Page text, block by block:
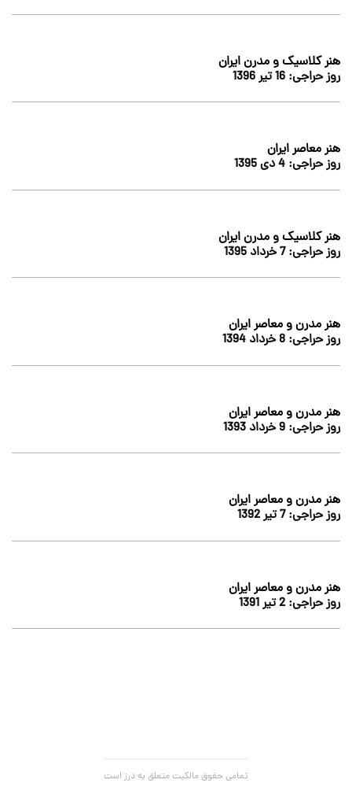
هنر کلاسیک و مدرن ایران
روز حراجی: 16 تير 1396
هنر معاصر ایران
روز حراجی: 4 دى 1395
هنر کلاسیک و مدرن ایران
روز حراجی:7 خرداد 1395
هنر مدرن و معاصر ایران
روز حراجی: 8 خرداد 1394
هنر مدرن و معاصر ایران
روز حراجی: 9 خرداد 1393
هنر مدرن و معاصر ایران
روز حراجی:7 تير 1392
هنر مدرن و معاصر ایران
روز حراجی: 2 تير 1391
تمامی حقوق مالکیت متعلق به درز است